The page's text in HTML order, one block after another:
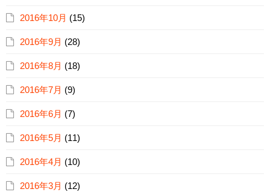
2016年10月 (15)
2016年9月 (28)
2016年8月 (18)
2016年7月 (9)
2016年6月 (7)
2016年5月 (11)
2016年4月 (10)
2016年3月 (12)